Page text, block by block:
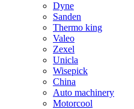
Dyne
Sanden
Thermo king
Valeo
Zexel
Unicla
Wisepick
China
Auto machinery
Motorcool